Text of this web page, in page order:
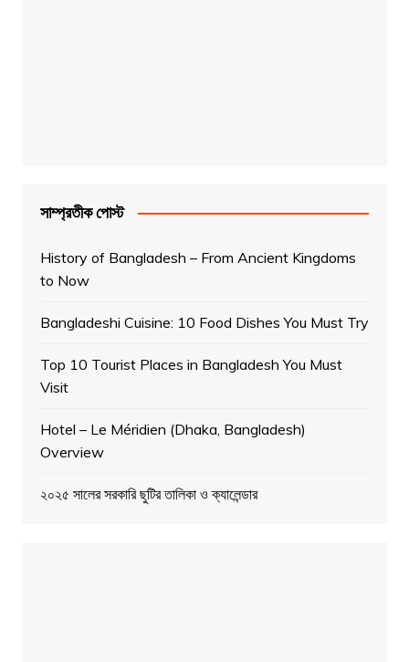
সাম্প্রতীক পোস্ট
History of Bangladesh – From Ancient Kingdoms
to Now
Bangladeshi Cuisine: 10 Food Dishes You Must Try
Top 10 Tourist Places in Bangladesh You Must
Visit
Hotel – Le Méridien (Dhaka, Bangladesh)
Overview
২০২৫ সালের সরকারি ছুটির তালিকা ও ক্যালেন্ডার